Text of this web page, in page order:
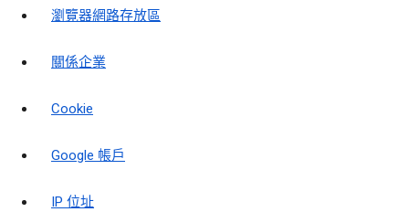
瀏覽器網路存放區
關係企業
Cookie
Google 帳戶
IP 位址